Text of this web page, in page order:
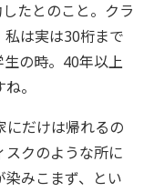
たとのこと。クラ
私は実は30桁まで
の時。40年以上
。
にだけは帰れるの
スクのような所に
みこまず、とい